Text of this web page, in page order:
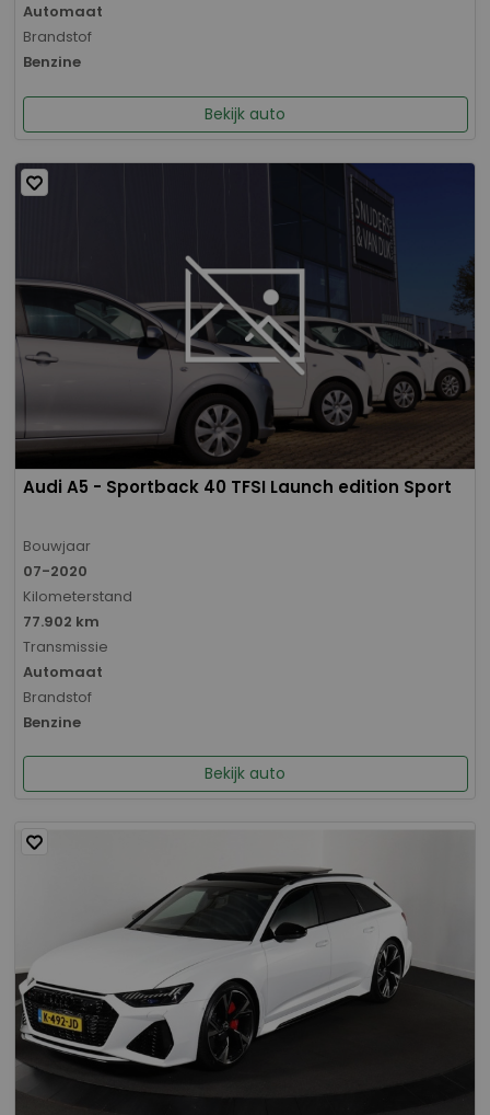
Automaat
Brandstof
Benzine
Bekijk auto
Audi A5 - Sportback 40 TFSI Launch edition Sport
Bouwjaar
07-2020
Kilometerstand
77.902 km
Transmissie
Automaat
Brandstof
Benzine
Bekijk auto